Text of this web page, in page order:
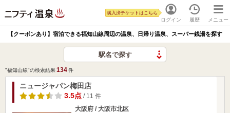
ログイン
購入済チケットはこちら
履歴 メニュー
【クーポンあり】宿泊できる福知山線周辺の温泉、日帰り温泉、スーパー銭湯を探す
駅名で探す
"福知山線"の検索結果134件
ニュージャパン梅田店
3.5点 / 11 件
大阪府 / 大阪市北区